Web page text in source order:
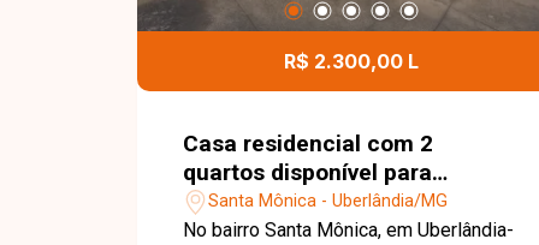
parte. Entre em contato para mais
conhecer este imóvel.
R$ 2.300,00 L
Casa residencial com 2
quartos disponível para
locação no bairro Santa
Mônica em Uberlândia-MG
Santa Mônica - Uberlândia/MG
No bairro Santa Mônica, em Uberlândia-